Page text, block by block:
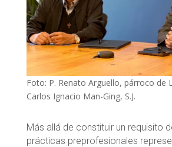
Foto: P. Renato Arguello, párroco de
Carlos Ignacio Man-Ging, S.J.
Más allá de constituir un requisito
prácticas preprofesionales